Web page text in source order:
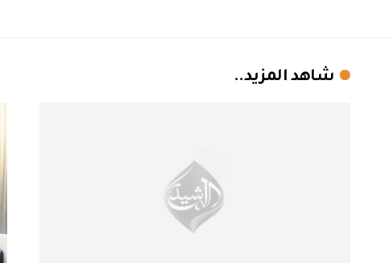
شاهد المزيد..